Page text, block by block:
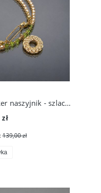
Hematyt gold vol. 3 - choker naszyjnik - szlachetna kolekcja
139,00 zł